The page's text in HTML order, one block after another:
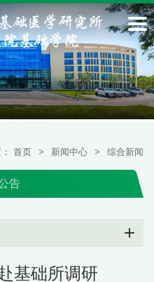
首页 > 新闻中心 > 综合新闻
告
基础所调研